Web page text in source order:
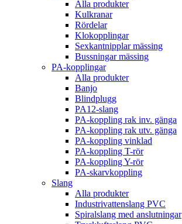
Alla produkter
Kulkranar
Rördelar
Klokopplingar
Sexkantnipplar mässing
Bussningar mässing
PA-kopplingar
Alla produkter
Banjo
Blindplugg
PA12-slang
PA-koppling rak inv. gänga
PA-koppling rak utv. gänga
PA-koppling vinklad
PA-koppling T-rör
PA-koppling Y-rör
PA-skarvkoppling
Slang
Alla produkter
Industrivattenslang PVC
Spiralslang med anslutningar